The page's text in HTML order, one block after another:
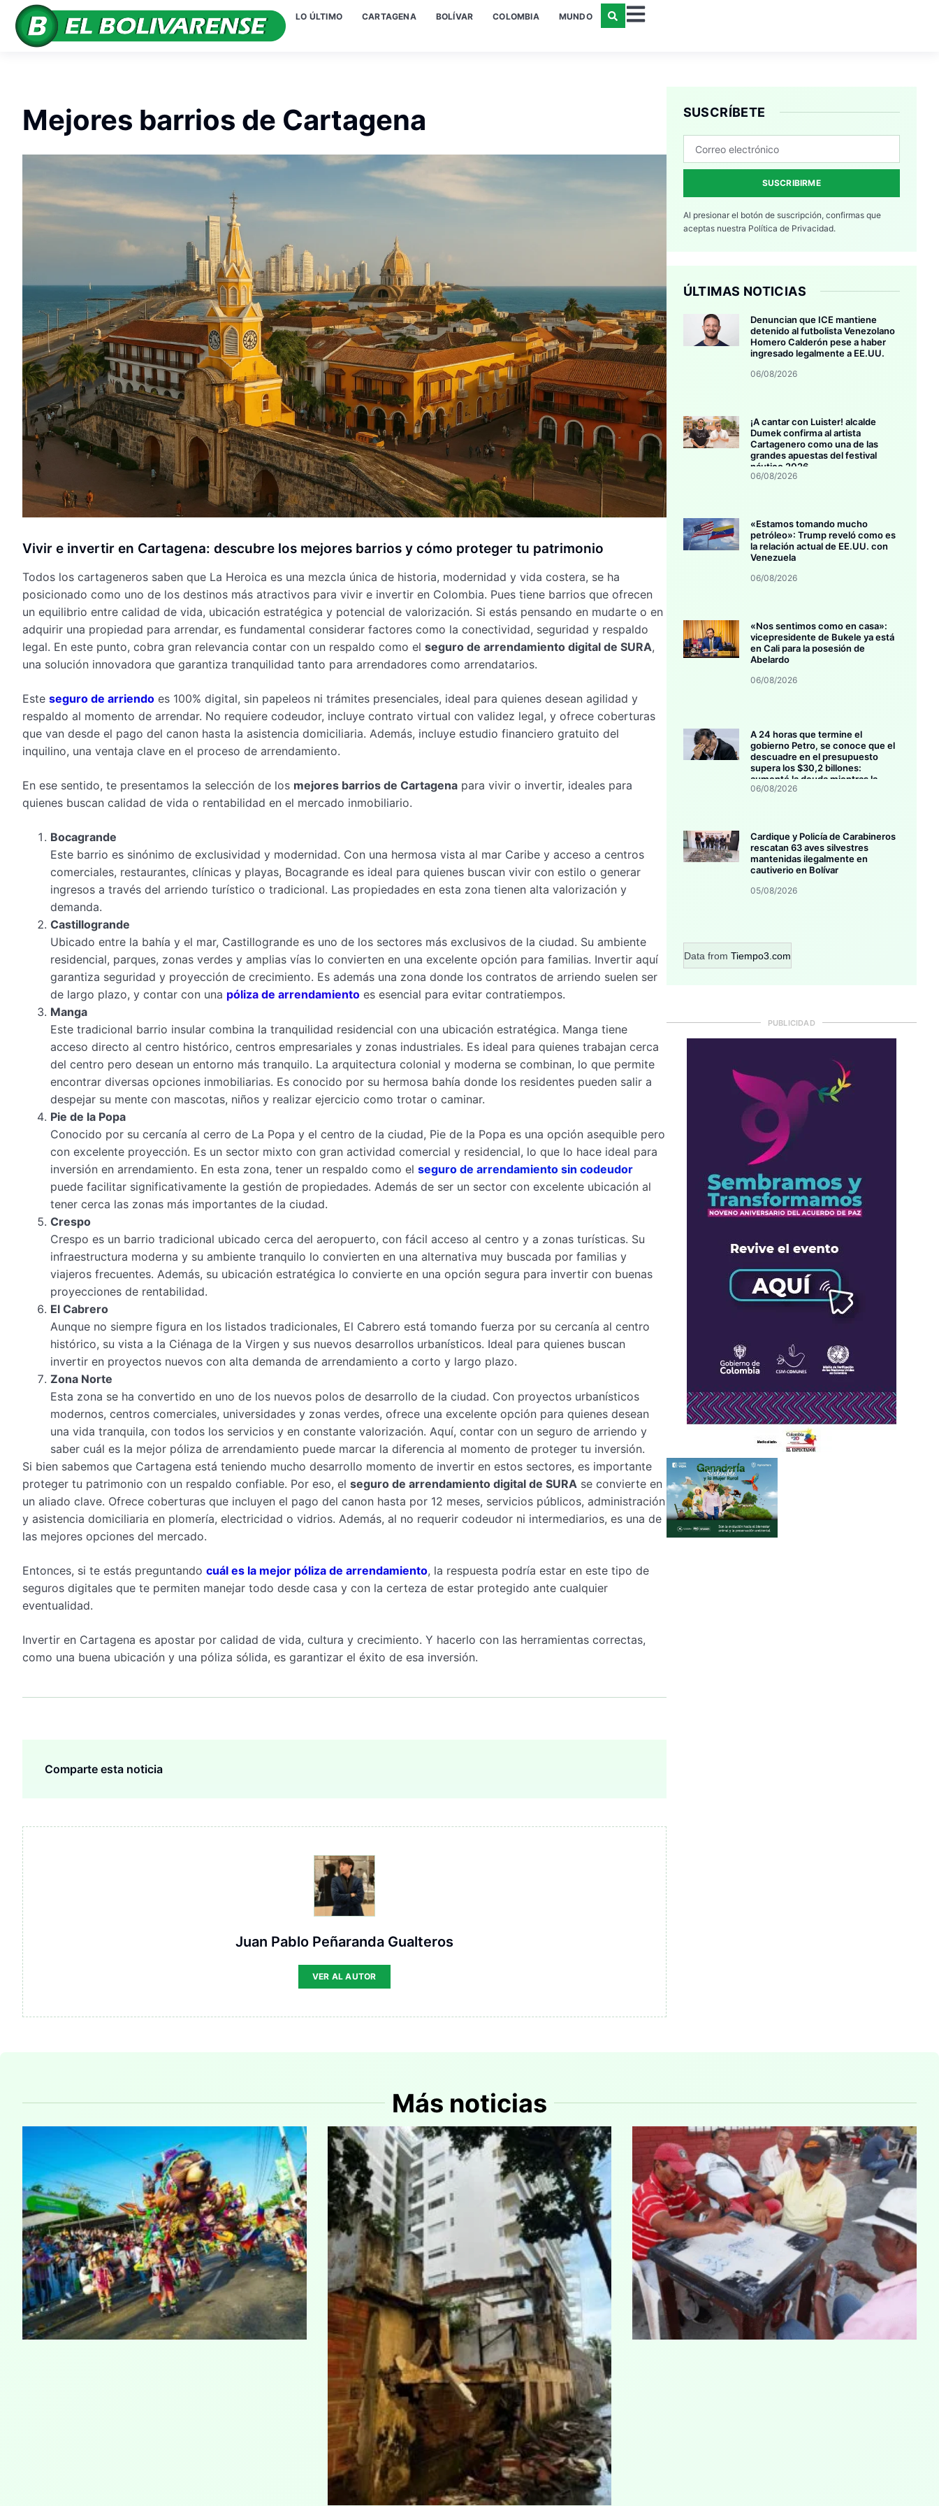
LO ÚLTIMO CARTAGENA BOLÍVAR COLOMBIA MUNDO
Mejores barrios de Cartagena​
Vivir e invertir en Cartagena: descubre los mejores barrios y cómo proteger tu patrimonio
Todos los cartageneros saben que La Heroica es una mezcla única de historia, modernidad y vida costera, se ha
posicionado como uno de los destinos más atractivos para vivir e invertir en Colombia. Pues tiene barrios que ofrecen
un equilibrio entre calidad de vida, ubicación estratégica y potencial de valorización. Si estás pensando en mudarte o en
adquirir una propiedad para arrendar, es fundamental considerar factores como la conectividad, seguridad y respaldo
legal. En este punto, cobra gran relevancia contar con un respaldo como el seguro de arrendamiento digital de SURA,
una solución innovadora que garantiza tranquilidad tanto para arrendadores como arrendatarios.
Este seguro de arriendo es 100% digital, sin papeleos ni trámites presenciales, ideal para quienes desean agilidad y
respaldo al momento de arrendar. No requiere codeudor, incluye contrato virtual con validez legal, y ofrece coberturas
que van desde el pago del canon hasta la asistencia domiciliaria. Además, incluye estudio financiero gratuito del
inquilino, una ventaja clave en el proceso de arrendamiento.
En ese sentido, te presentamos la selección de los mejores barrios de Cartagena para vivir o invertir, ideales para
quienes buscan calidad de vida o rentabilidad en el mercado inmobiliario.
Bocagrande
Este barrio es sinónimo de exclusividad y modernidad. Con una hermosa vista al mar Caribe y acceso a centros
comerciales, restaurantes, clínicas y playas, Bocagrande es ideal para quienes buscan vivir con estilo o generar
ingresos a través del arriendo turístico o tradicional. Las propiedades en esta zona tienen alta valorización y
demanda.
Castillogrande
Ubicado entre la bahía y el mar, Castillogrande es uno de los sectores más exclusivos de la ciudad. Su ambiente
residencial, parques, zonas verdes y amplias vías lo convierten en una excelente opción para familias. Invertir aquí
garantiza seguridad y proyección de crecimiento. Es además una zona donde los contratos de arriendo suelen ser
de largo plazo, y contar con una póliza de arrendamiento es esencial para evitar contratiempos.
Manga
Este tradicional barrio insular combina la tranquilidad residencial con una ubicación estratégica. Manga tiene
acceso directo al centro histórico, centros empresariales y zonas industriales. Es ideal para quienes trabajan cerca
del centro pero desean un entorno más tranquilo. La arquitectura colonial y moderna se combinan, lo que permite
encontrar diversas opciones inmobiliarias. Es conocido por su hermosa bahía donde los residentes pueden salir a
despejar su mente con mascotas, niños y realizar ejercicio como trotar o caminar.
Pie de la Popa
Conocido por su cercanía al cerro de La Popa y el centro de la ciudad, Pie de la Popa es una opción asequible pero
con excelente proyección. Es un sector mixto con gran actividad comercial y residencial, lo que lo hace ideal para
inversión en arrendamiento. En esta zona, tener un respaldo como el seguro de arrendamiento sin codeudor
puede facilitar significativamente la gestión de propiedades. Además de ser un sector con excelente ubicación al
tener cerca las zonas más importantes de la ciudad.
Crespo
Crespo es un barrio tradicional ubicado cerca del aeropuerto, con fácil acceso al centro y a zonas turísticas. Su
infraestructura moderna y su ambiente tranquilo lo convierten en una alternativa muy buscada por familias y
viajeros frecuentes. Además, su ubicación estratégica lo convierte en una opción segura para invertir con buenas
proyecciones de rentabilidad.
El Cabrero
Aunque no siempre figura en los listados tradicionales, El Cabrero está tomando fuerza por su cercanía al centro
histórico, su vista a la Ciénaga de la Virgen y sus nuevos desarrollos urbanísticos. Ideal para quienes buscan
invertir en proyectos nuevos con alta demanda de arrendamiento a corto y largo plazo.
Zona Norte
Esta zona se ha convertido en uno de los nuevos polos de desarrollo de la ciudad. Con proyectos urbanísticos
modernos, centros comerciales, universidades y zonas verdes, ofrece una excelente opción para quienes desean
una vida tranquila, con todos los servicios y en constante valorización. Aquí, contar con un seguro de arriendo y
saber cuál es la mejor póliza de arrendamiento puede marcar la diferencia al momento de proteger tu inversión.
Si bien sabemos que Cartagena está teniendo mucho desarrollo momento de invertir en estos sectores, es importante
proteger tu patrimonio con un respaldo confiable. Por eso, el seguro de arrendamiento digital de SURA se convierte en
un aliado clave. Ofrece coberturas que incluyen el pago del canon hasta por 12 meses, servicios públicos, administración
y asistencia domiciliaria en plomería, electricidad o vidrios. Además, al no requerir codeudor ni intermediarios, es una de
las mejores opciones del mercado.
Entonces, si te estás preguntando cuál es la mejor póliza de arrendamiento, la respuesta podría estar en este tipo de
seguros digitales que te permiten manejar todo desde casa y con la certeza de estar protegido ante cualquier
eventualidad.
Invertir en Cartagena es apostar por calidad de vida, cultura y crecimiento. Y hacerlo con las herramientas correctas,
como una buena ubicación y una póliza sólida, es garantizar el éxito de esa inversión.
Comparte esta noticia
Juan Pablo Peñaranda Gualteros
VER AL AUTOR
SUSCRÍBETE
SUSCRIBIRME
Al presionar el botón de suscripción, confirmas que
aceptas nuestra Política de Privacidad.
ÚLTIMAS NOTICIAS
Denuncian que ICE mantiene
detenido al futbolista Venezolano
Homero Calderón pese a haber
ingresado legalmente a EE.UU.
06/08/2026
¡A cantar con Luister! alcalde
Dumek confirma al artista
Cartagenero como una de las
grandes apuestas del festival
náutico 2026
06/08/2026
«Estamos tomando mucho
petróleo»: Trump reveló como es
la relación actual de EE.UU. con
Venezuela
06/08/2026
«Nos sentimos como en casa»:
vicepresidente de Bukele ya está
en Cali para la posesión de
Abelardo
06/08/2026
A 24 horas que termine el
gobierno Petro, se conoce que el
descuadre en el presupuesto
supera los $30,2 billones:
aumentó la deuda mientras la
inversión se estanca
06/08/2026
Cardique y Policía de Carabineros
rescatan 63 aves silvestres
mantenidas ilegalmente en
cautiverio en Bolívar
05/08/2026
Data from Tiempo3.com
PUBLICIDAD
Más noticias